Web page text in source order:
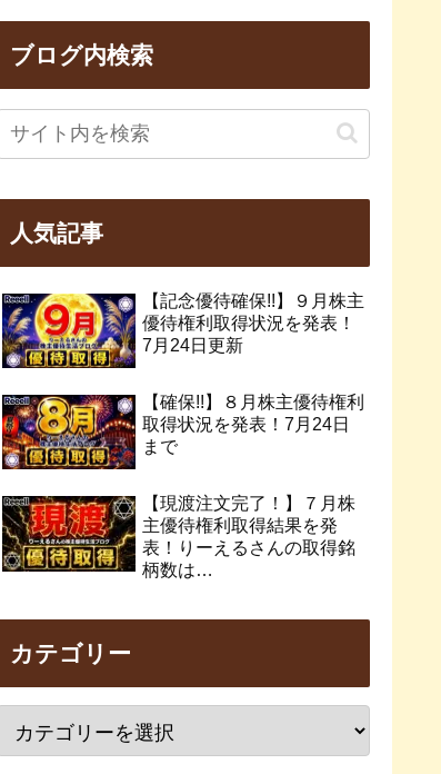
ブログ内検索
人気記事
【記念優待確保!!】９月株主
優待権利取得状況を発表！
7月24日更新
【確保!!】８月株主優待権利
取得状況を発表！7月24日
まで
【現渡注文完了！】７月株
主優待権利取得結果を発
表！りーえるさんの取得銘
柄数は…
カテゴリー